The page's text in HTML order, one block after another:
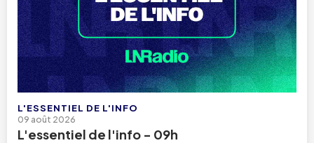
L'ESSENTIEL DE L'INFO
09 août 2026
L'essentiel de l'info - 09h